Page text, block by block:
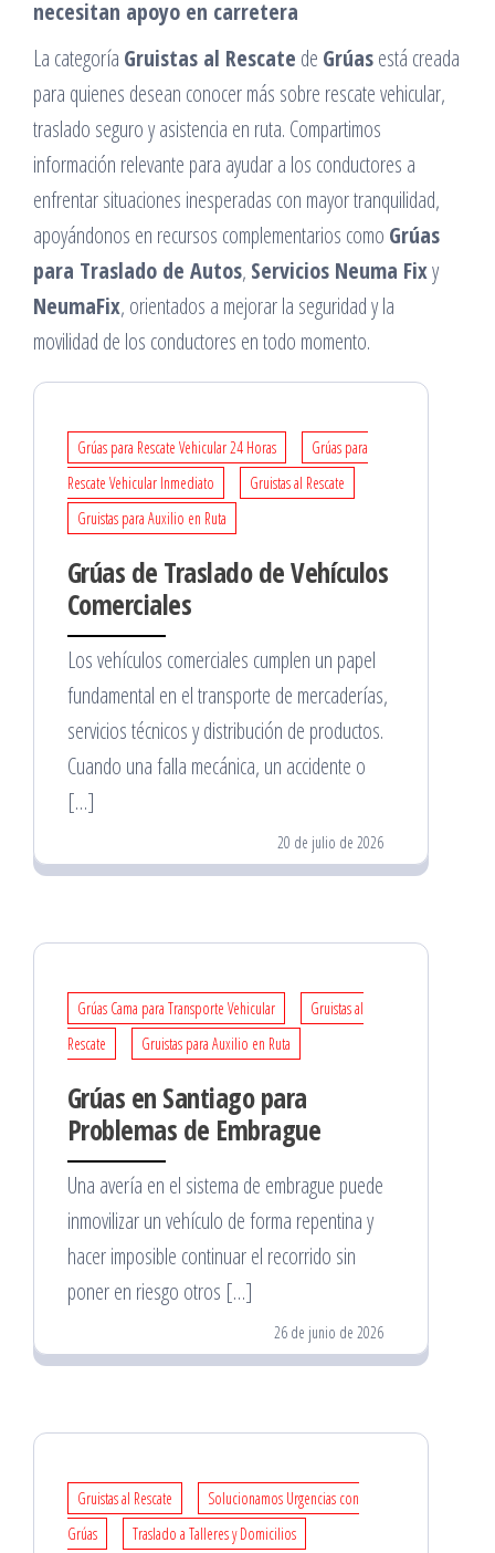
necesitan apoyo en carretera
La categoría Gruistas al Rescate de Grúasestá creada
para quienes desean conocer más sobre rescate vehicular,
traslado seguro y asistencia en ruta. Compartimos
información relevante para ayudar a los conductores a
enfrentar situaciones inesperadas con mayor tranquilidad,
apoyándonos en recursos complementarios como Grúas
para Traslado de Autos, Servicios Neuma Fixy
NeumaFix, orientados a mejorar la seguridad y la
movilidad de los conductores en todo momento.
Grúas para Rescate Vehicular 24 Horas
Grúas para
Rescate Vehicular Inmediato
Gruistas al Rescate
Gruistas para Auxilio en Ruta
Grúas de Traslado de Vehículos
Comerciales
Los vehículos comerciales cumplen un papel
fundamental en el transporte de mercaderías,
servicios técnicos y distribución de productos.
Cuando una falla mecánica, un accidente o
[…]
20 de julio de 2026
Grúas Cama para Transporte Vehicular
Gruistas al
Rescate
Gruistas para Auxilio en Ruta
Grúas en Santiago para
Problemas de Embrague
Una avería en el sistema de embrague puede
inmovilizar un vehículo de forma repentina y
hacer imposible continuar el recorrido sin
poner en riesgo otros […]
26 de junio de 2026
Gruistas al Rescate
Solucionamos Urgencias con
Grúas
Traslado a Talleres y Domicilios